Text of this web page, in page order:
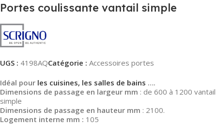
Portes coulissante vantail simple
UGS : 4198AQCatégorie : Accessoires portes
Idéal pour les cuisines, les salles de bains ….
Dimensions de passage en largeur mm : de 600 à 1200 vantail
simple
Dimensions de passage en hauteur mm : 2100.
Logement interne mm : 105